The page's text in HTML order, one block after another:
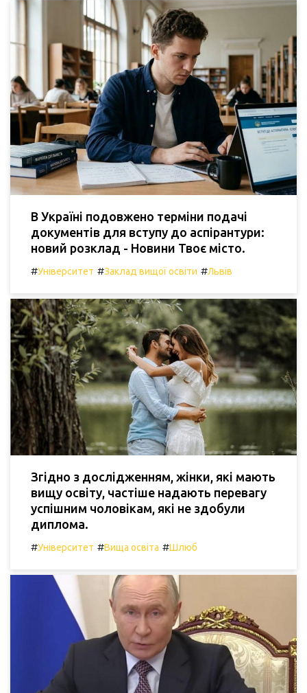
В Україні подовжено терміни подачі
документів для вступу до аспірантури:
новий розклад - Новини Твоє місто.
#Університет #Заклад вищої освіти #Львів
Згідно з дослідженням, жінки, які мають
вищу освіту, частіше надають перевагу
успішним чоловікам, які не здобули
диплома.
#Університет #Вища освіта #Шлюб